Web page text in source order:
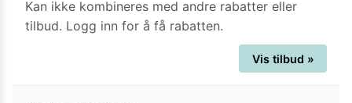
Kan ikke kombineres med andre rabatter eller
tilbud. Logg inn for å få rabatten.
Vis tilbud »